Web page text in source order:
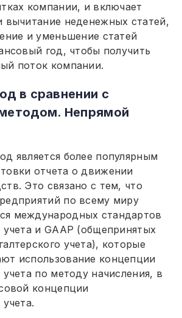
компании, и включает
вычитание неденежных статей,
и уменьшение статей
год, чтобы получить
поток компании.
в сравнении с
Непрямой
является более популярным
отчета о движении
Это связано с тем, что
по всему миру
международных стандартов
учета и GAAP (общепринятых
учета), которые
использование концепции
учета по методу начисления, в
концепции
учета.